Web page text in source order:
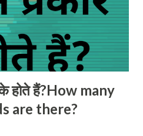
होते हैं?How many
are there?